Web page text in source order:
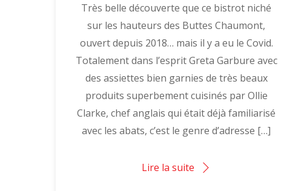
Très belle découverte que ce bistrot niché
sur les hauteurs des Buttes Chaumont,
ouvert depuis 2018… mais il y a eu le Covid.
Totalement dans l’esprit Greta Garbure avec
des assiettes bien garnies de très beaux
produits superbement cuisinés par Ollie
Clarke, chef anglais qui était déjà familiarisé
avec les abats, c’est le genre d’adresse […]
Lire la suite